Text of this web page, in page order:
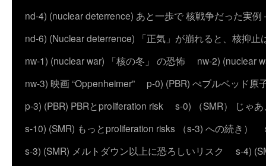
nd-4) (nuclear deterrence) あと一歩で 核戦争だった実例
nd-6) (Nuclear deterrence) 「正気」が崩れると、核抑止
nw-1) (nuclear war) 「核の冬」 の恐怖
nw-2) (nuclear
nw-3) 映画 “Oppenheimer”
p-0) (PBR) ぺブルベッド原
p-3) (PBR) PBRとproliferation risk
s-0) （SMR） じゃ
s-10) (SMR) もっとproliferation risks （s-3) への続き）
s-3) (SMR) メルトダウン以上に恐ろしいリスク
s-4)